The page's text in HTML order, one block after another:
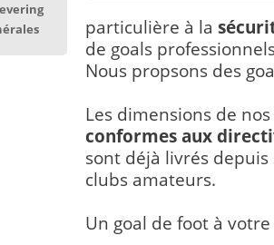
particulière à la
de goals
Nous propsons des
Les dimensions de
conformes aux
sont déjà livrés depuis
clubs amateurs.
Un goal de foot à